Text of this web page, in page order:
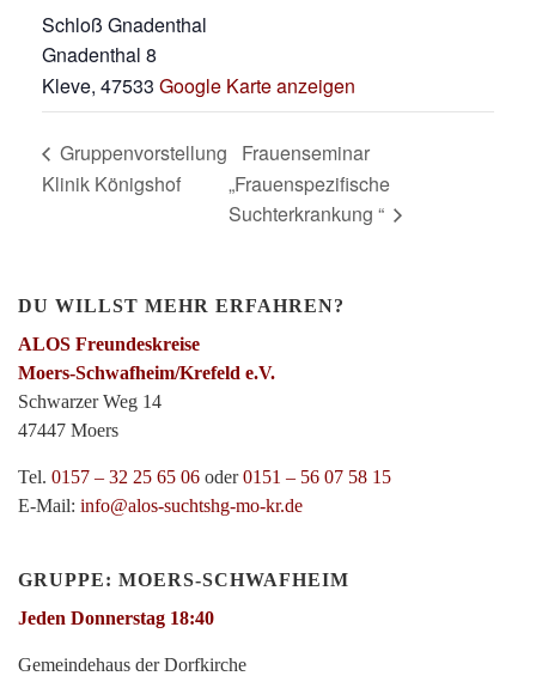
Schloß Gnadenthal
Gnadenthal 8
Kleve, 47533 Google Karte anzeigen
Gruppenvorstellung
Klinik Königshof
Frauenseminar
„Frauenspezifische
Suchterkrankung “
DU WILLST MEHR ERFAHREN?
ALOS Freundeskreise
Moers-Schwafheim/Krefeld e.V.
Schwarzer Weg 14
47447 Moers
Tel. 0157 – 32 25 65 06 oder0151 – 56 07 58 15
E-Mail: info@alos-suchtshg-mo-kr.de
GRUPPE: MOERS-SCHWAFHEIM
Jeden Donnerstag 18:40
Gemeindehaus der Dorfkirche